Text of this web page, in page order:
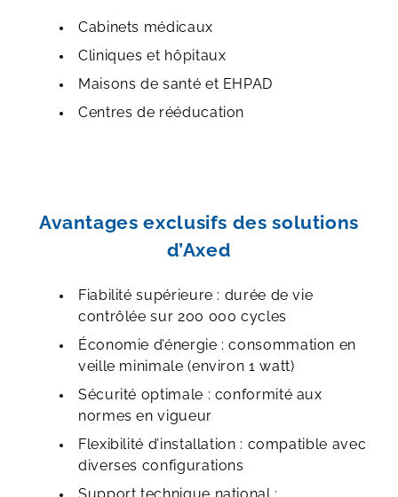
Cabinets médicaux
Cliniques et hôpitaux
Maisons de santé et EHPAD
Centres de rééducation
Avantages exclusifs des solutions
d’Axed
Fiabilité supérieure : durée de vie
contrôlée sur 200 000 cycles
Économie d’énergie : consommation en
veille minimale (environ 1 watt)
Sécurité optimale : conformité aux
normes en vigueur
Flexibilité d’installation : compatible avec
diverses configurations